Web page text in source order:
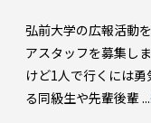
弘前大学の広報活動
アスタッフを募集し
けど1人で行くには
る同級生や先輩後輩 ...